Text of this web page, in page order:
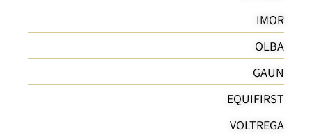
IMOR
OLBA
GAUN
EQUIFIRST
VOLTREGA